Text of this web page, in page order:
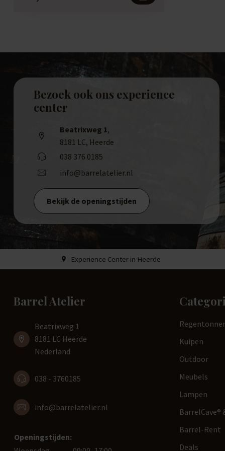
Bezoek ook ons experience
center
Beatrixweg 1,
8181 LC, Heerde
038 376 0185
info@barrelatelier.nl
Bekijk de openingstijden
Experience Center in Heerde
Barrel Atelier
Beatrixweg 1
8181 LC Heerde
Nederland
038 - 3760185
info@barrelatelier.nl
Openingstijden:
Kuipen
Outdoor
Meubels
Lampen
BarrelCave®
Barrel-Rent
Deals